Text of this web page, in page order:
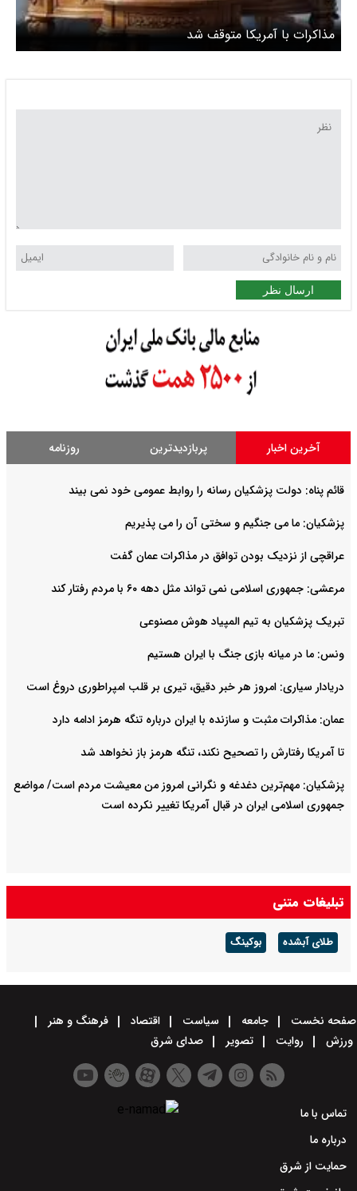
مذاکرات با آمریکا متوقف شد
ارسال نظر
آخرین اخبار پربازدیدترین روزنامه
قائم پناه: دولت پزشکیان رسانه را روابط عمومی خود نمی بیند
پزشکیان: ما می جنگیم و سختی آن را می پذیریم
عراقچی از نزدیک بودن توافق در مذاکرات عمان گفت
مرعشی: جمهوری اسلامی نمی تواند مثل دهه ۶۰ با مردم رفتار کند
تبریک پزشکیان به تیم المپیاد هوش مصنوعی
ونس: ما در میانه بازی جنگ با ایران هستیم
دریادار سیاری: امروز هر خبر دقیق، تیری بر قلب امپراطوری دروغ است
عمان: مذاکرات مثبت و سازنده با ایران درباره تنگه هرمز ادامه دارد
تا آمریکا رفتارش را تصحیح نکند، تنگه هرمز باز نخواهد شد
پزشکیان: مهم‌ترین دغدغه و نگرانی امروز من معیشت مردم است/ مواضع
جمهوری اسلامی ایران در قبال آمریکا تغییر نکرده است
تبلیغات متنی
طلای آبشده بوکینگ
صفحه نخست جامعه سیاست اقتصاد
فرهنگ و هنر
ورزش
روایت تصویر صدای شرق
تماس با ما
درباره ما
حمایت از شرق